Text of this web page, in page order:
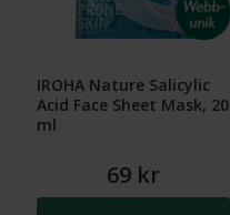
IROHA Nature Salicylic
Acid Face Sheet Mask, 20
ml
69 kr